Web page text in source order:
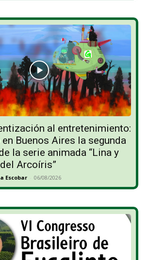
al entretenimiento:
Buenos Aires la segunda
la serie animada “Lina y
Arcoíris”
Escobar - 06/08/2026